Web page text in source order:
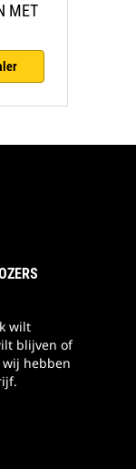
MET
wilt
blijven of
hebben